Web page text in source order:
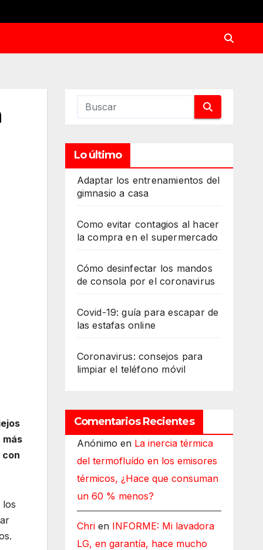
con
los
Lo último
Adaptar los entrenamientos del
gimnasio a casa
Como evitar contagios al hacer
la compra en el supermercado
Cómo desinfectar los mandos
de consola por el coronavirus
Covid-19: guía para escapar de
las estafas online
Coronavirus: consejos para
limpiar el teléfono móvil
Comentarios Recientes
Anónimo en La inercia térmica
del termofluído en los emisores
térmicos, ¿Hace que consuman
un 60 % menos?
Chrien INFORME: Mi lavadora
LG, en garantía, hace mucho